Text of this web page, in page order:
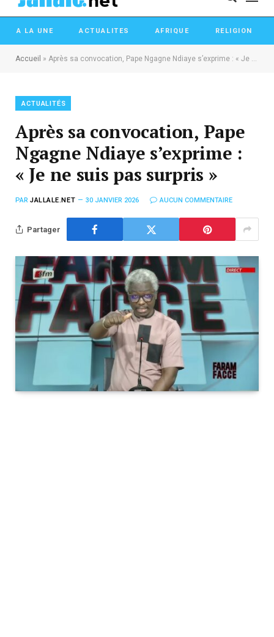
A LA UNE ACTUALITES AFRIQUE RELIGION
Accueil » Après sa convocation, Pape Ngagne Ndiaye s’exprime : « Je ne suis pas surpris »
ACTUALITÉS
Après sa convocation, Pape
Ngagne Ndiaye s’exprime :
« Je ne suis pas surpris »
PAR JALLALE.NET 30 JANVIER 2026 AUCUN COMMENTAIRE
Partager